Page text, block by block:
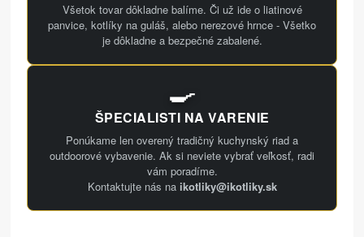
Všetok tovar dôkladne balíme. Či už ide o liatinové
panvice, kotlíky na guláš, alebo nerezové hrnce - Všetko
je dôkladne a bezpečné zabalené.
🍳
ŠPECIALISTI NA VARENIE
Ponúkame len overený tradičný kuchynský riad a
outdoorové vybavenie. Ak si neviete vybrať veľkosť, radi
vám poradíme.
Kontaktujte nás na ikotliky@ikotliky.sk